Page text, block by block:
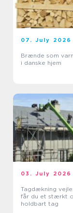
07. July 2026
Brænde som
i danske hjem
03. July 2026
Tagdækning
får du et stærkt
holdbart tag